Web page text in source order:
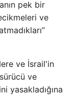
pek bir
ve
ve İsrail'in
ve
yasakladığına